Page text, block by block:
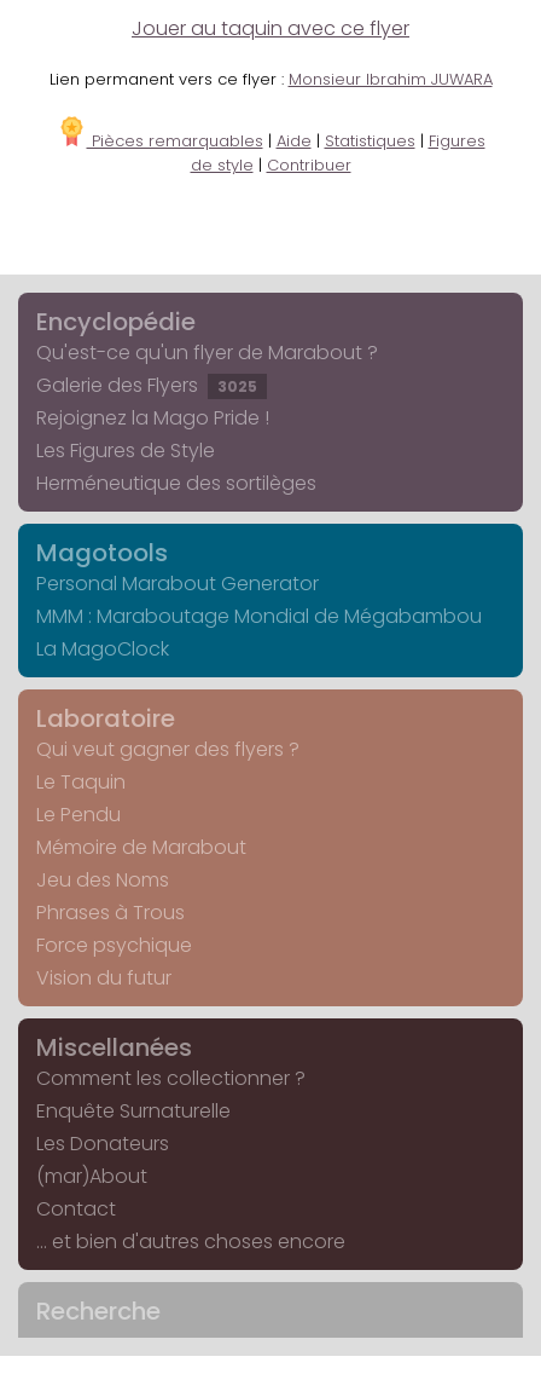
Jouer au taquin avec ce flyer
Lien permanent vers ce flyer : Monsieur Ibrahim JUWARA
Pièces remarquables | Aide | Statistiques | Figures
de style | Contribuer
Encyclopédie
Qu'est-ce qu'un flyer de Marabout ?
Galerie des Flyers
3025
Rejoignez la Mago Pride !
Les Figures de Style
Herméneutique des sortilèges
Magotools
Personal Marabout Generator
MMM : Maraboutage Mondial de Mégabambou
La MagoClock
Laboratoire
Qui veut gagner des flyers ?
Le Taquin
Le Pendu
Mémoire de Marabout
Jeu des Noms
Phrases à Trous
Force psychique
Vision du futur
Miscellanées
Comment les collectionner ?
Enquête Surnaturelle
Les Donateurs
(mar)About
Contact
... et bien d'autres choses encore
Recherche